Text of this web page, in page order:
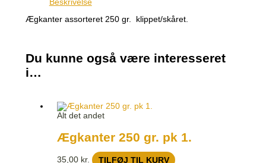
Beskrivelse
Ægkanter assorteret 250 gr. klippet/skåret.
Du kunne også være interesseret
i…
Alt det andet
Ægkanter 250 gr. pk 1.
35,00 kr. TILFØJ TIL KURV